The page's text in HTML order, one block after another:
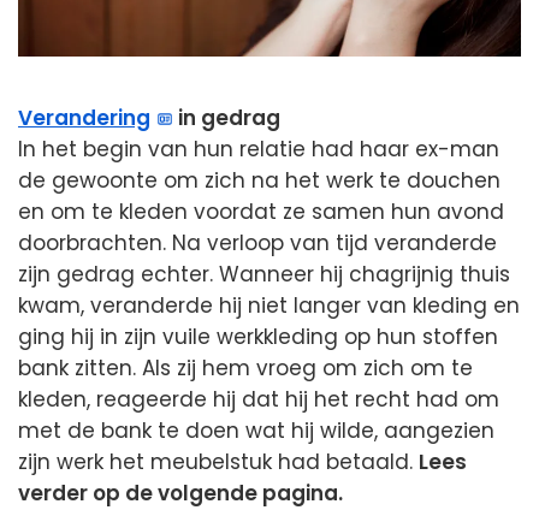
Verandering
in gedrag
In het begin van hun relatie had haar ex-man
de gewoonte om zich na het werk te douchen
en om te kleden voordat ze samen hun avond
doorbrachten. Na verloop van tijd veranderde
zijn gedrag echter. Wanneer hij chagrijnig thuis
kwam, veranderde hij niet langer van kleding en
ging hij in zijn vuile werkkleding op hun stoffen
bank zitten. Als zij hem vroeg om zich om te
kleden, reageerde hij dat hij het recht had om
met de bank te doen wat hij wilde, aangezien
zijn werk het meubelstuk had betaald. Lees
verder op de volgende pagina.